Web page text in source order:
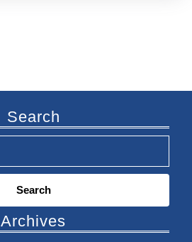
Search
Archives